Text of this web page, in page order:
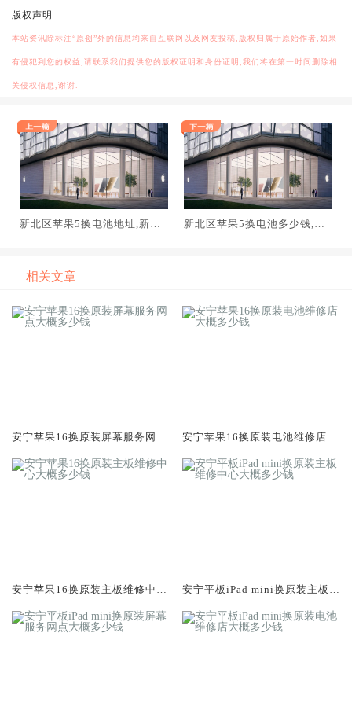
版权声明
本站资讯除标注“原创”外的信息均来自互联网以及网友投稿,版权归属于原始作者,如果
有侵犯到您的权益,请联系我们提供您的版权证明和身份证明,我们将在第一时间删除相
关侵权信息,谢谢.
新北区苹果5换电池地址,新北
新北区苹果5换电池多少钱,新
相关文章
安宁苹果16换原装屏幕服务网点
安宁苹果16换原装电池维修店大
安宁苹果16换原装主板维修中心
安宁平板iPad mini换原装主板维